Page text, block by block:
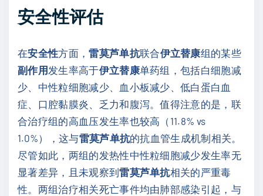
安全性评估
在安全性方面，雷莫芦单抗联合伊立替康组的某些
副作用发生率高于伊立替康单药组，包括白细胞减
少、中性粒细胞减少、血小板减少、低白蛋白血
症、口腔黏膜炎、乏力和腹泻。值得注意的是，联
合治疗组的高血压发生率也较高（11.8% vs
1.0%），这与雷莫芦单抗的抗血管生成机制相关。
尽管如此，两组的发热性中性粒细胞减少发生率无
显著差异，且未观察到雷莫芦单抗相关的严重毒
性。两组治疗相关死亡事件均由肺部感染引起，与